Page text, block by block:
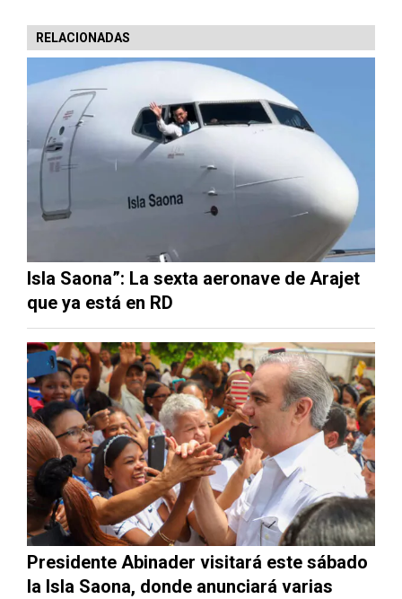
RELACIONADAS
Isla Saona”: La sexta aeronave de Arajet
que ya está en RD
Presidente Abinader visitará este sábado
la Isla Saona, donde anunciará varias